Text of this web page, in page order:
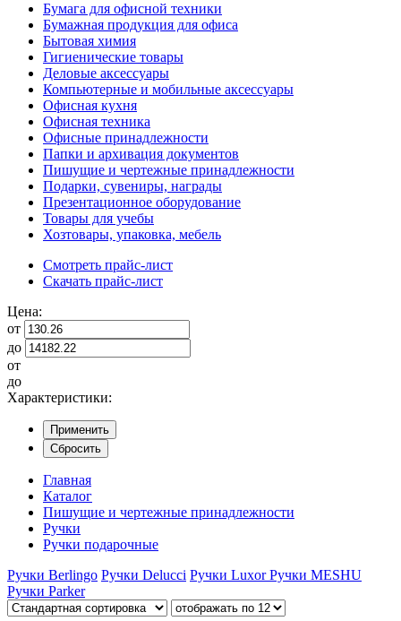
Бумага для офисной техники
Бумажная продукция для офиса
Бытовая химия
Гигиенические товары
Деловые аксессуары
Компьютерные и мобильные аксессуары
Офисная кухня
Офисная техника
Офисные принадлежности
Папки и архивация документов
Пишущие и чертежные принадлежности
Подарки, сувениры, награды
Презентационное оборудование
Товары для учебы
Хозтовары, упаковка, мебель
Смотреть прайс-лист
Скачать прайс-лист
Цена:
от
до
от
до
Характеристики:
Применить
Сбросить
Главная
Каталог
Пишущие и чертежные принадлежности
Ручки
Ручки подарочные
Ручки Berlingo Ручки Delucci Ручки LuxorРучки MESHU
Ручки Parker